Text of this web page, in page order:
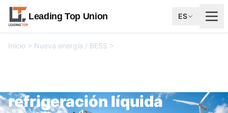
Leading Top Union ES
Inicio > Nueva energía / BESS >
refrigeración líquida